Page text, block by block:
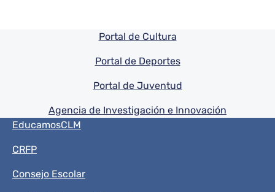
Pie de pagina información
Portal de Cultura
Portal de Deportes
Portal de Juventud
Agencia de Investigación e Innovación
Menú del pie
EducamosCLM
CRFP
Consejo Escolar